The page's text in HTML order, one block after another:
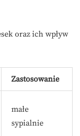
oraz ich wpływ
Zastosowanie
małe
sypialnie